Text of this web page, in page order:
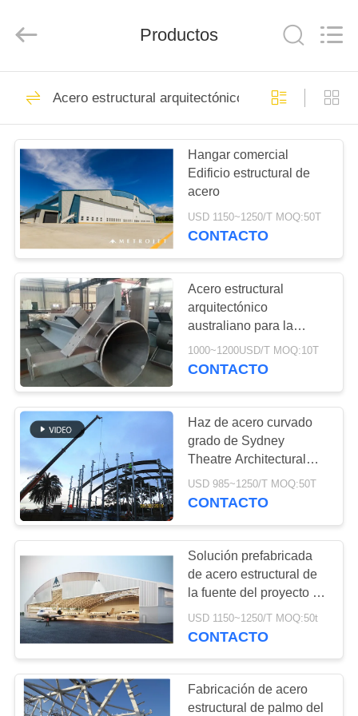
CASA.
PRODUCTOS
VÍDEOS
ESPECTÁCULO
DE
RV
SOBRE
NOSOTROS
RECORRIDO
POR
LA
FÁBRICA
CONTROL
DE
CALIDAD
CONTACTA
CON
Fabrication
Rights
construcción de la
estructura de acero
151
Taller de la
estructura de acero
174
almacén de
estructura de acero
198
Acero estructural
arquitectónico
16
Productos
Acero estructural arquitectónico
Hangar comercial
Edificio estructural de
acero
USD 1150~1250/T MOQ:50T
CONTACTO
Acero estructural
arquitectónico
australiano para la
fabricación de la
mezquita de Newport
1000~1200USD/T MOQ:10T
CONTACTO
Haz de acero curvado
grado de Sydney
Theatre Architectural
Structural Steel Q355B
USD 985~1250/T MOQ:50T
CONTACTO
Solución prefabricada
de acero estructural de
la fuente del proyecto de
la suspensión del
sistema del tejado del
USD 1150~1250/T MOQ:50t
CONTACTO
Fabricación de acero
estructural de palmo del